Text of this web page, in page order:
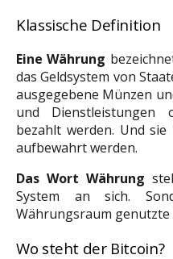
Klassische Definition
Eine Währung
das Geldsystem von
ausgegebene Münzen
und Dienstleistungen
bezahlt werden. Und
aufbewahrt werden.
Das Wort Währung
System an sich.
Währungsraum genutzte
Wo steht der Bitcoin?